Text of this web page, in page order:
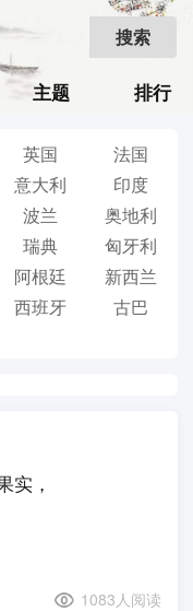
搜索
主题 排行
英国
法国
意大利
印度
波兰
奥地利
瑞典
匈牙利
阿根廷
新西兰
西班牙
古巴
实，
1083人阅读